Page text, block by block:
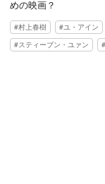
めの映画？
村上春樹 ユ・アイン
スティーブン・ユァン